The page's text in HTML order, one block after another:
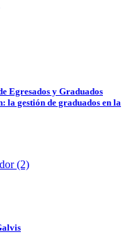
Egresados y Graduados
la gestión de graduados en la